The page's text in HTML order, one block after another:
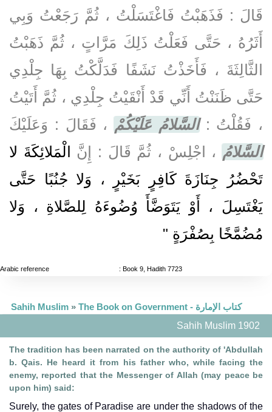
قَالَ : فَذَهَبْتُ فَاغْتَسَلْتُ ، ثُمَّ رَجَعْتُ وَبِي
أَثَرُهُ ، حَتَّى فَعَلْتُ ذَلِكَ مَرَّاتٍ ، ثُمَّ ذَهَبْتُ
الثَّالِثَةَ ، فَأَخَذْتُ نَشَفًا فَدَلَّكْتُ بِهَا جِلْدِي
حَتَّى ظَنَنْتُ أَنِّي قَدْ أَنْقَيْتُ جِلْدِي ، ثُمَّ أَتَيْتُ
، فَقُلْتُ :السَّلامُ عَلَيْكُمْ ، فَقَالَ : وَعَلَيْكَ
السَّلامُ ، اجْلِسْ ، ثُمَّ قَالَ : إِنَّ الْمَلائِكَةَ لا
تَحْضُرُ جِنَازَةَ كَافِرٍ بَخَيْرٍ ، وَلا جُنُبًا حَتَّى
يَغْتَسِلَ ، أَوْ يَتَوَضَّأَ وُضُوءَهُ لِلصَّلاةِ ، وَلا
مُضُمَّخًا بِصُفْرَةٍ "
Arabic reference : Book 9, Hadith 7723
Sahih Muslim »
The Book on Government - كتاب الإمارة
Sahih Muslim 1902
The tradition has been narrated on the authority of 'Abdullah
b. Qais. He heard it from his father who, while facing the
enemy, reported that the Messenger of Allah (may peace be
upon him) said:
Surely, the gates of Paradise are under the shadows of the